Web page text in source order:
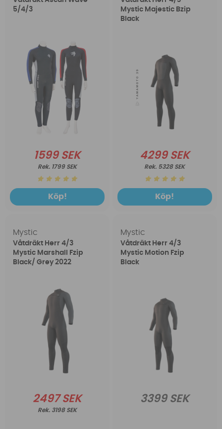
5/4/3
1599 SEK
1799 SEK
Köp!
Mystic Majestic Bzip
Black
4299 SEK
5328 SEK
Köp!
Mystic
Våtdräkt Herr 4/3
Mystic Marshall Fzip
Black/ Grey 2022
2497 SEK
3198 SEK
Mystic
Våtdräkt Herr 4/3
Mystic Motion Fzip
Black
3399 SEK